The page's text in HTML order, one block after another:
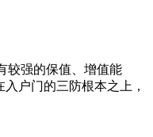
较强的保值、增值能
户门的三防根本之上，